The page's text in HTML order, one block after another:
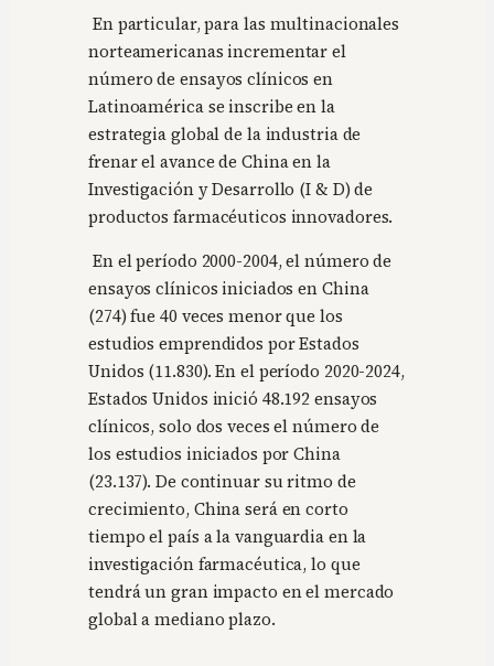
En particular, para las multinacionales
norteamericanas incrementar el
número de ensayos clínicos en
Latinoamérica se inscribe en la
estrategia global de la industria de
frenar el avance de China en la
Investigación y Desarrollo (I & D) de
productos farmacéuticos innovadores.
En el período 2000-2004, el número de
ensayos clínicos iniciados en China
(274) fue 40 veces menor que los
estudios emprendidos por Estados
Unidos (11.830). En el período 2020-2024,
Estados Unidos inició 48.192 ensayos
clínicos, solo dos veces el número de
los estudios iniciados por China
(23.137). De continuar su ritmo de
crecimiento, China será en corto
tiempo el país a la vanguardia en la
investigación farmacéutica, lo que
tendrá un gran impacto en el mercado
global a mediano plazo.